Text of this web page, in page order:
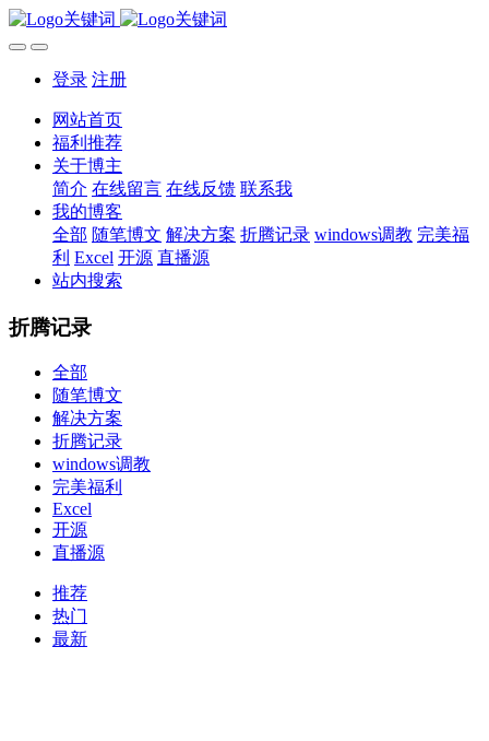
登录 注册
网站首页
福利推荐
关于博主
简介 在线留言 在线反馈 联系我
我的博客
全部 随笔博文 解决方案 折腾记录 windows调教 完美福
利 Excel 开源 直播源
站内搜索
折腾记录
全部
随笔博文
解决方案
折腾记录
windows调教
完美福利
Excel
开源
直播源
推荐
热门
最新